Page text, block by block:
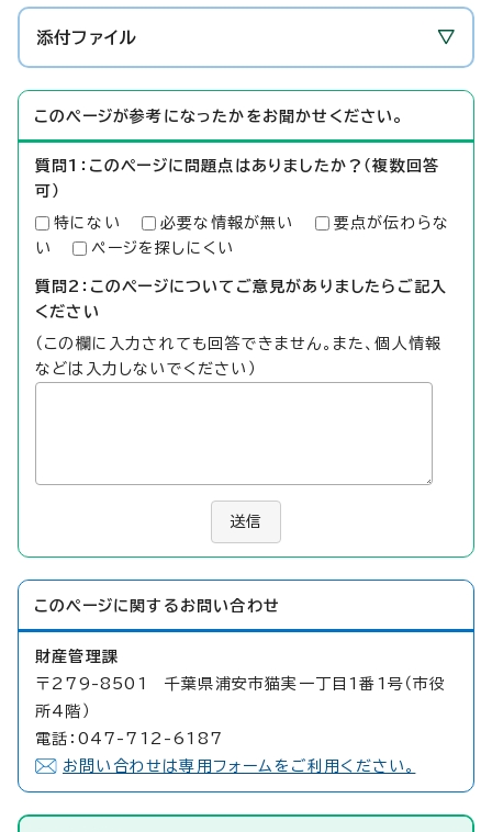
添付ファイル
このページが参考になったかをお聞かせください。
質問1：このページに問題点はありましたか？（複数回答
可）
特にない 必要な情報が無い
要点が伝わらな
い
ページを探しにくい
質問2：このページについてご意見がありましたらご記入
ください
（この欄に入力されても回答できません。また、個人情報
などは入力しないでください）
送信
このページに関する お問い合わせ
財産管理課
〒279-8501 千葉県浦安市猫実一丁目1番1号（市役
所4階）
電話：047-712-6187
お問い合わせは専用フォームをご利用ください。